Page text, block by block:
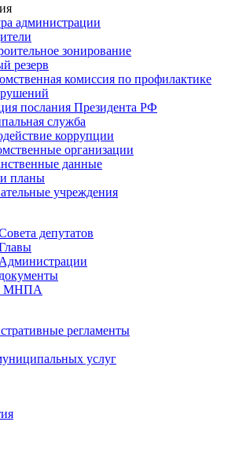
администрации
зонирование
резерв
комиссия по профилактике
послания Президента РФ
служба
коррупции
организации
данные
планы
учреждения
депутатов
МНПА
регламенты
услуг